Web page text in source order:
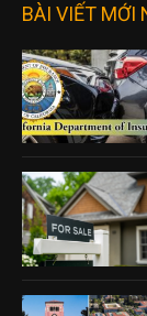
BÀI VIẾT MỚI